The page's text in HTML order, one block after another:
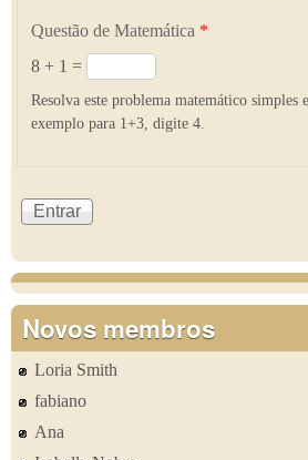
Questão de Matemática *
8 + 1 =
Resolva este problema matemático simples
exemplo para 1+3, digite 4.
Novos membros
Loria Smith
fabiano
Ana